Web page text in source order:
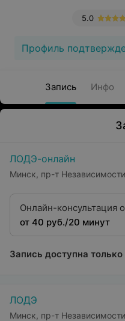
5.0
Профиль
Запись Инфо
ЛОДЭ-онлайн
Минск, пр-т
Онлайн-консультация
от 40 руб./20 минут
Запись доступна
ЛОДЭ
Минск, пр-т